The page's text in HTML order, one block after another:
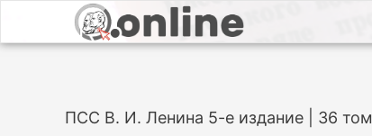
ПСС В. И. Ленина 5-е издание | 36 том